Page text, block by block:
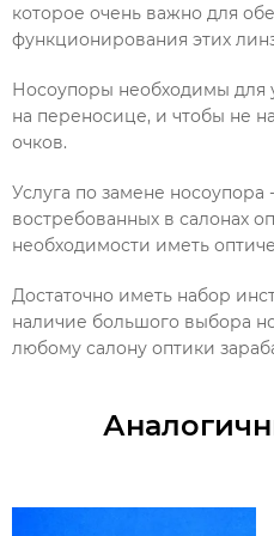
которое очень важно для
функционирования этих
Носоупоры необходимы для
на переносице, и чтобы не
очков.
Услуга по замене носоупора
востребованных в салонах
необходимости иметь
Достаточно иметь набор
наличие большого выбора
любому салону оптики